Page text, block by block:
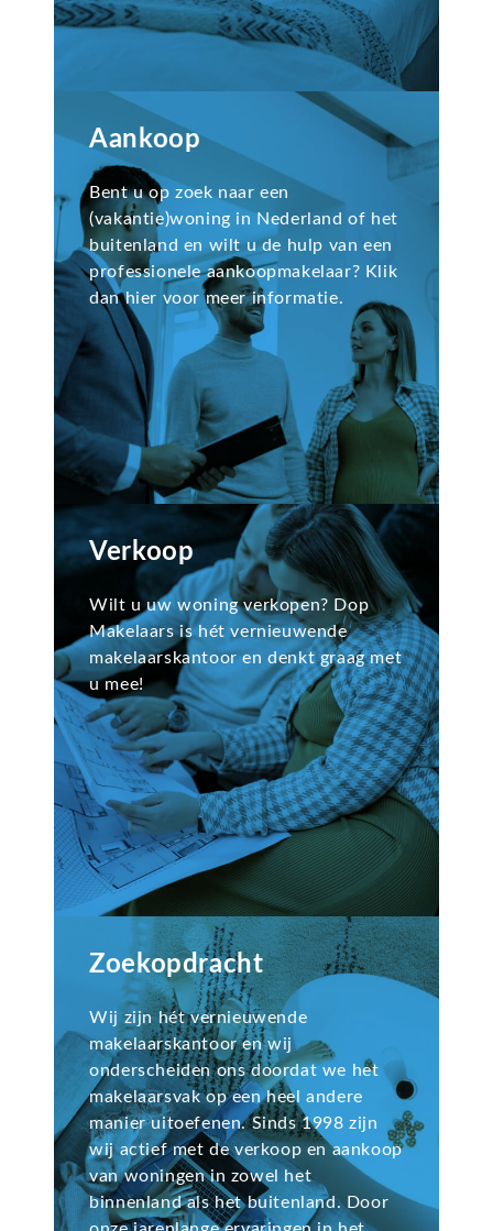
Aankoop
Bent u op zoek naar een
(vakantie)woning in Nederland of het
buitenland en wilt u de hulp van een
professionele aankoopmakelaar? Klik
dan hier voor meer informatie.
Verkoop
Wilt u uw woning verkopen? Dop
Makelaars is hét vernieuwende
makelaarskantoor en denkt graag met
u mee!
Zoekopdracht
Wij zijn hét vernieuwende
makelaarskantoor en wij
onderscheiden ons doordat we het
makelaarsvak op een heel andere
manier uitoefenen. Sinds 1998 zijn
wij actief met de verkoop en aankoop
van woningen in zowel het
binnenland als het buitenland. Door